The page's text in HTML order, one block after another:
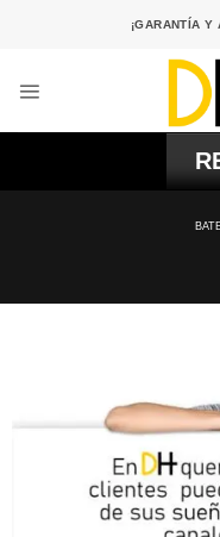
¡GARANTÍA Y